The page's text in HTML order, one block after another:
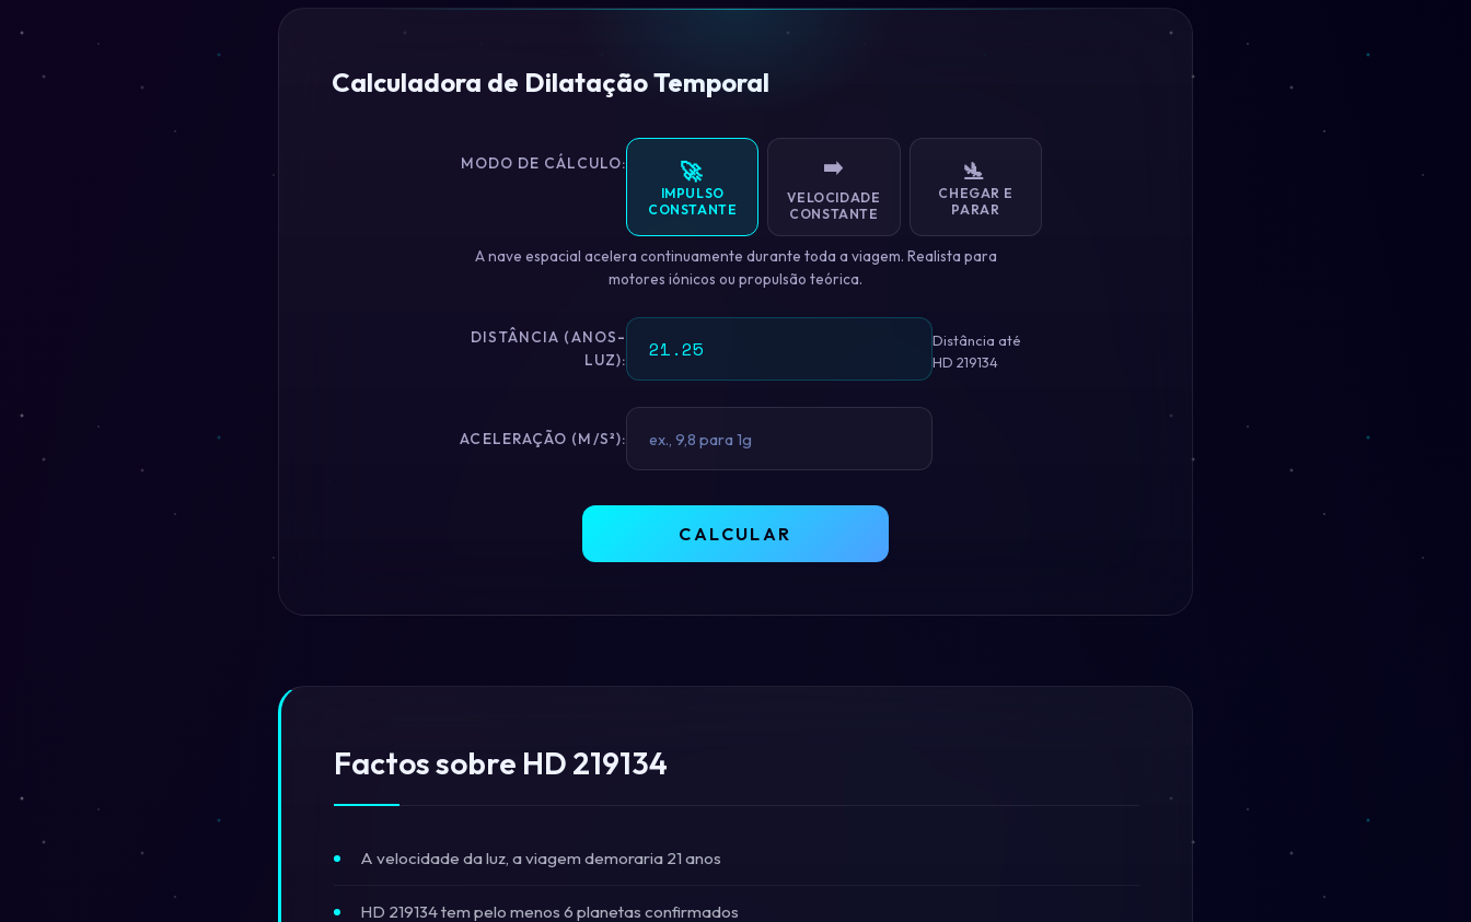
Calculadora de Dilatação Temporal
MODO DE CÁLCULO: 🚀
IMPULSO
CONSTANTE
➡️
VELOCIDADE
CONSTANTE
🛬
CHEGAR E
PARAR
A nave espacial acelera continuamente durante toda a viagem. Realista para
motores iónicos ou propulsão teórica.
DISTÂNCIA (ANOS-
LUZ):
Distância até
HD 219134
ACELERAÇÃO (M/S²):
CALCULAR
Factos sobre HD 219134
A velocidade da luz, a viagem demoraria 21 anos
HD 219134 tem pelo menos 6 planetas confirmados